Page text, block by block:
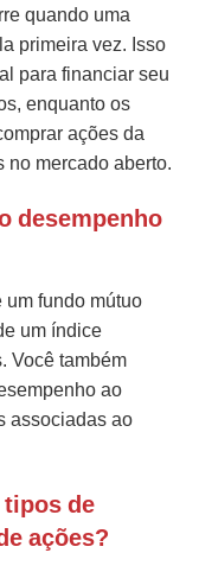
quando uma
primeira vez. Isso
para financiar seu
enquanto os
ações da
mercado aberto.
desempenho
fundo mútuo
um índice
Você também
ao
associadas ao
de
ações?